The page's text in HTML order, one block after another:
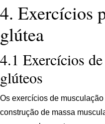
4. Exercícios
glútea
4.1 Exercícios
glúteos
Os exercícios de
construção de massa